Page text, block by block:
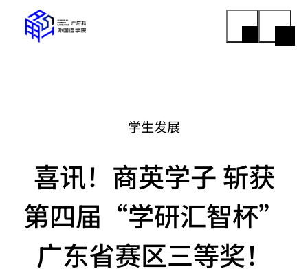
学生发展
喜讯！商英学子 斩获
第四届“学研汇智杯”
广东省赛区三等奖！